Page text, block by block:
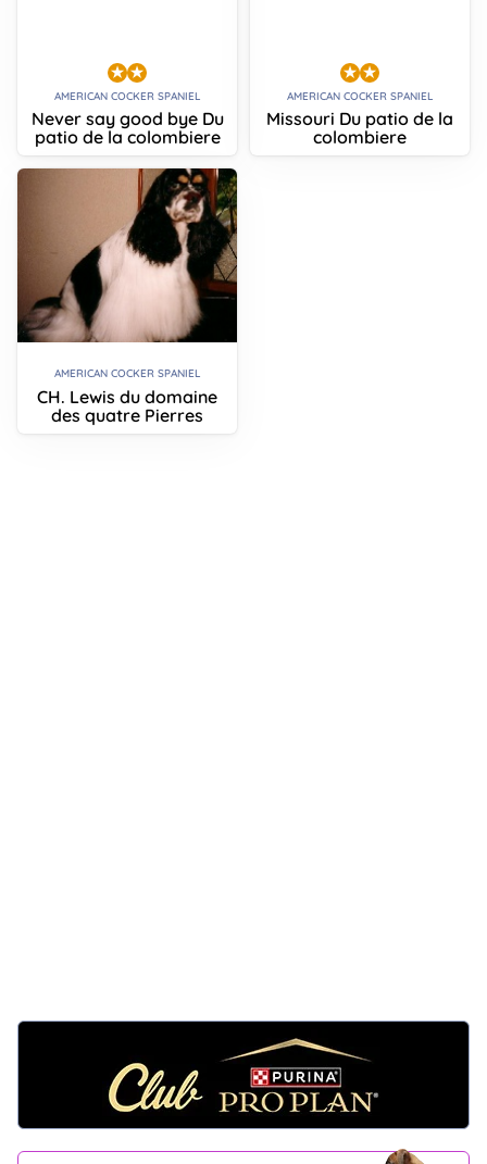
AMERICAN COCKER SPANIEL
Never say good bye Du
patio de la colombiere
AMERICAN COCKER SPANIEL
Missouri Du patio de la
colombiere
AMERICAN COCKER SPANIEL
CH. Lewis du domaine
des quatre Pierres